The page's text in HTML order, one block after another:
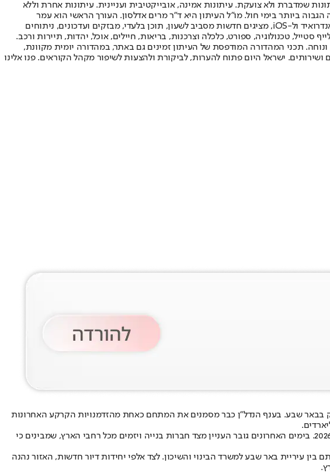
שמדברת ולא צועקת. עיתונות אמינה, אובייקטיבית ועניינית. עיתונות אחרת וללא
לעיתון הישראלי בעל שיעור החשיפה הגבוה ביותר בימי חול. מו"ל העיתון היא ד"ר מרים אדלסון. העורך הראשי הוא עמר
לחמנוביץ, והעורך המייסד הוא עמוס רגב. אתרי האינטרנט של "ישראל היום" בעברית ובאנגלית, כמו כן היישומונים (אפליקציות) לאנדרואיד ול-iOS, מציגים חדשות מסביב לשעון, תוכן בלעדי, מבזקים ועדכונים, ניתוחים
סטייל, טכנולוגיה, ספורט, כלכלה וצרכנות, בריאות, חיילים, אוכל, יהדות, תיירות ורכב.
ונוחה. תכני המהדורה המודפסת של העיתון זמינים גם באתר, במהדורה יומית מקוונת,
ישראל היום פתוח להערות, לביקורת ולהצעות לשיפור מקהל הקוראים. פנו אלינו
בבאר שבע. בענף הנדל״ן כבר מסמנים את המתחם כאחת מהזדמנויות הקרקע האחרונות
רשות מקרקעי ישראל פרסמה את חוברת המכרז לשיווק הקרקעות לבנייה רוויה, והמועד האחרון להגשת ההצעות נקבע ל־1 ביוני 2026. בימים האחרונים גובר העניין מצד חברות בנייה ויזמים מכל רחבי הארץ, שמבינים כי
באר שבע למשרד הבינוי והשיכון. לצד אלפי יחידות דיור חדשות, האזור נהנה